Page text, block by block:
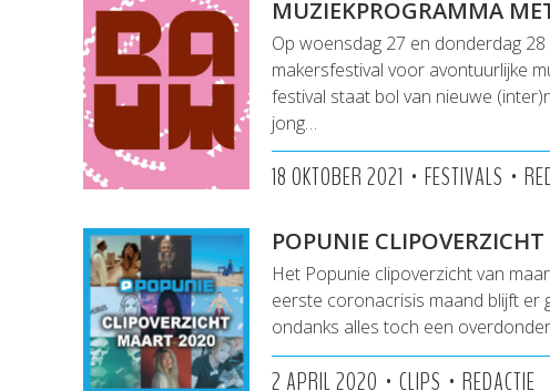
MUZIEKPROGRAMMA
Op woensdag 27 en donderdag
makersfestival voor avontuurlijke
festival staat bol van nieuwe
jong…
18 OKTOBER 2021 • FESTIVALS •
POPUNIE
Het Popunie clipoverzicht van
eerste coronacrisis maand blijft er
ondanks alles toch een
2 APRIL 2020 • CLIPS • REDACTIE